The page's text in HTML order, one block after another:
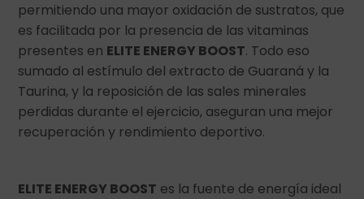
permitiendo una mayor oxidación de sustratos, que
es facilitada por la presencia de las vitaminas
presentes en ELITE ENERGY BOOST. Todo eso
sumado al estímulo del extracto de Guaraná y la
Taurina, y la reposición de las sales minerales
perdidas durante el ejercicio, aseguran una mejor
recuperación y rendimiento deportivo.
ELITE ENERGY BOOST es la fuente de energía ideal